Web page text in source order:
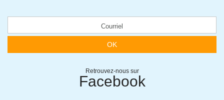
OK
Retrouvez-nous sur
Facebook